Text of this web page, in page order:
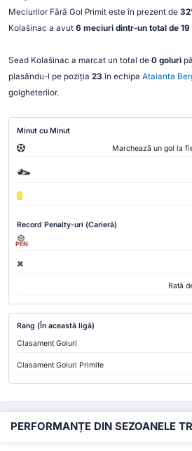
Meciurilor Fără Gol Primit este în prezent de
Kolašinac a avut 6 meciuri dintr-un total de 19
Sead Kolašinac a marcat un total de 0 goluri
plasându-l pe poziția 23 în echipa Atalanta
golgheterilor.
Minut cu Minut
Marchează un gol la
Record Penalty-uri (Carieră)
PEN
Rată
Rang (În această ligă)
Clasament Goluri
Clasament Goluri Primite
PERFORMANȚE DIN SEZOANELE